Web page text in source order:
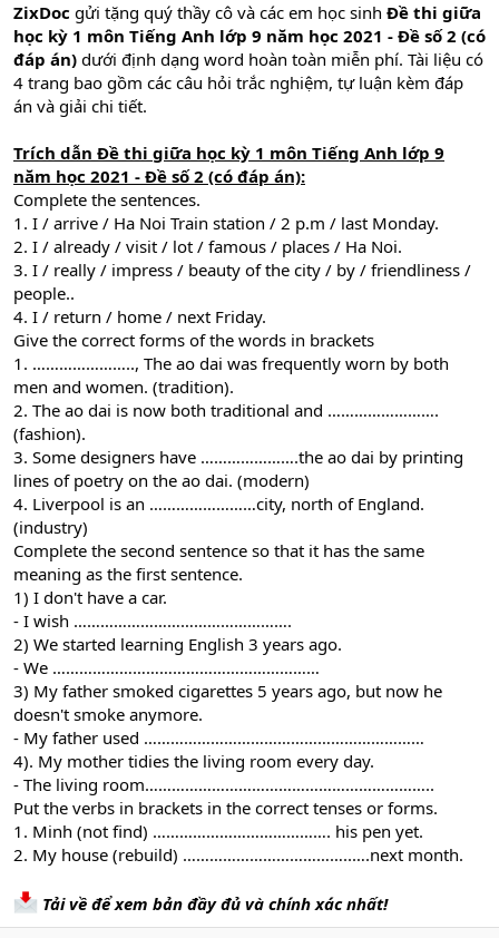
ZixDoc gửi tặng quý thầy cô và các em học sinh Đề thi giữa
học kỳ 1 môn Tiếng Anh lớp 9 năm học 2021 - Đề số 2 (có
đáp án) dưới định dạng word hoàn toàn miễn phí. Tài liệu có
4 trang bao gồm các câu hỏi trắc nghiệm, tự luận kèm đáp
án và giải chi tiết.
Trích dẫn Đề thi giữa học kỳ 1 môn Tiếng Anh lớp 9
năm học 2021 - Đề số 2 (có đáp án):
Complete the sentences.
1. I / arrive / Ha Noi Train station / 2 p.m / last Monday.
2. I / already / visit / lot / famous / places / Ha Noi.
3. I / really / impress / beauty of the city / by / friendliness /
people..
4. I / return / home / next Friday.
Give the correct forms of the words in brackets
1. ………………….., The ao dai was frequently worn by both
men and women. (tradition).
2. The ao dai is now both traditional and …………………….
(fashion).
3. Some designers have ………………….the ao dai by printing
lines of poetry on the ao dai. (modern)
4. Liverpool is an ……………………city, north of England.
(industry)
Complete the second sentence so that it has the same
meaning as the first sentence.
1) I don't have a car.
- I wish ………………………………………….
2) We started learning English 3 years ago.
- We ……………………………………………………
3) My father smoked cigarettes 5 years ago, but now he
doesn't smoke anymore.
- My father used ………………………………………………………
4). My mother tidies the living room every day.
- The living room………………………………………………………..
Put the verbs in brackets in the correct tenses or forms.
1. Minh (not find) …………………………………. his pen yet.
2. My house (rebuild) ………………………………..….next month.
Tải về để xem bản đầy đủ và chính xác nhất!